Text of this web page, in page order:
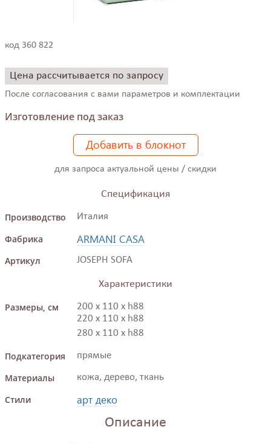
код 360 822
Цена рассчитывается по запросу
После согласования с вами параметров и комплектации
Изготовление под заказ
Добавить в блокнот
для запроса актуальной цены / скидки
Спецификация
Производство
Италия
Фабрика ARMANI CASA
Артикул JOSEPH SOFA
Характеристики
Размеры, см
200 x 110 x h88
220 x 110 x h88
280 x 110 x h88
Подкатегория прямые
Материалы кожа, дерево, ткань
Стили арт деко
Описание